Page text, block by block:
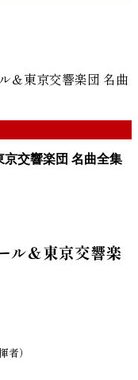
＆東京交響楽団 名曲
交響楽団 名曲全集
ル＆東京交響楽
）